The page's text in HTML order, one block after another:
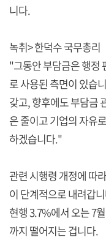
니다.
녹취> 한덕수 국무총리
"그동안 부담금은 행정
로 사용된 측면이 있습
갖고, 향후에도 부담금
은 줄이고 기업의 자유
하겠습니다."
관련 시행령 개정에 따
이 단계적으로 내려갑
현행 3.7%에서 오는 7
까지 떨어지는 겁니다.